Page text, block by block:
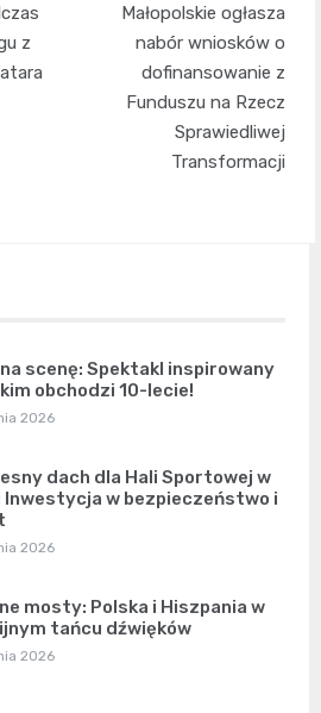
z
Małopolskie ogłasza
nabór wniosków o
dofinansowanie z
Funduszu na Rzecz
Sprawiedliwej
Transformacji
scenę: Spektakl inspirowany
obchodzi 10-lecie!
2026
dach dla Hali Sportowej w
Inwestycja w bezpieczeństwo i
2026
mosty: Polska i Hiszpania w
tańcu dźwięków
2026